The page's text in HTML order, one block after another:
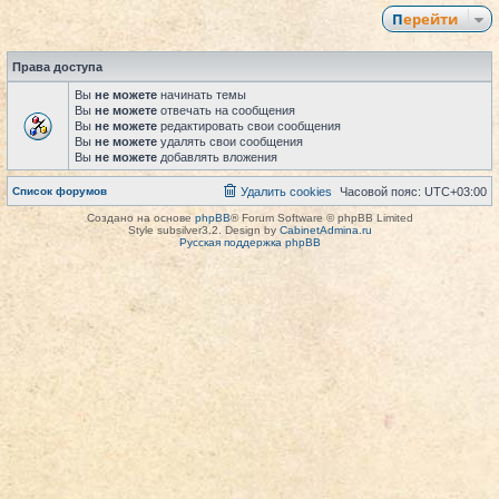
Перейти
Права доступа
Вы не можете начинать темы
Вы не можете отвечать на сообщения
Вы не можете редактировать свои сообщения
Вы не можете удалять свои сообщения
Вы не можете добавлять вложения
Список форумов Часовой пояс: UTC+03:00
Удалить cookies
Создано на основеphpBB® Forum Software © phpBB Limited
Style subsilver3.2. Design by CabinetAdmina.ru
Русская поддержка phpBB